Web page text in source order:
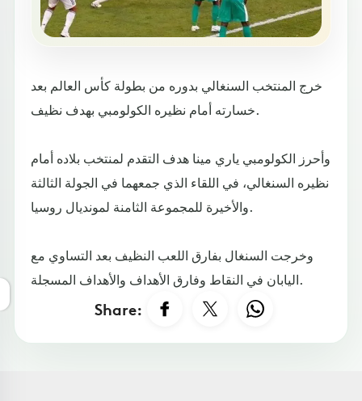
خرج المنتخب السنغالي بدوره من بطولة كأس العالم بعد
خسارته أمام نظيره الكولومبي بهدف نظيف.
وأحرز الكولومبي ياري مينا هدف التقدم لمنتخب بلاده أمام
نظيره السنغالي، في اللقاء الذي جمعهما في الجولة الثالثة
والأخيرة للمجموعة الثامنة لمونديال روسيا.
وخرجت السنغال بفارق اللعب النظيف بعد التساوي مع
اليابان في النقاط وفارق الأهداف والأهداف المسجلة.
Share: